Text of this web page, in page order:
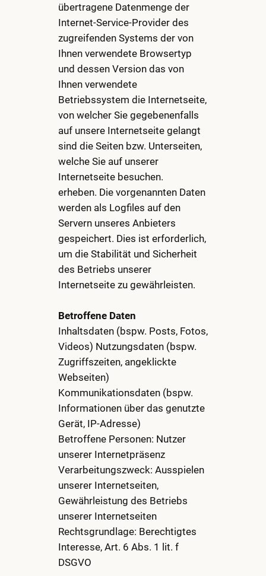
übertragene Datenmenge der
Internet-Service-Provider des
zugreifenden Systems der von
Ihnen verwendete Browsertyp
und dessen Version das von
Ihnen verwendete
Betriebssystem die Internetseite,
von welcher Sie gegebenenfalls
auf unsere Internetseite gelangt
sind die Seiten bzw. Unterseiten,
welche Sie auf unserer
Internetseite besuchen.
erheben. Die vorgenannten Daten
werden als Logfiles auf den
Servern unseres Anbieters
gespeichert. Dies ist erforderlich,
um die Stabilität und Sicherheit
des Betriebs unserer
Internetseite zu gewährleisten.
Betroffene Daten
Inhaltsdaten (bspw. Posts, Fotos,
Videos) Nutzungsdaten (bspw.
Zugriffszeiten, angeklickte
Webseiten)
Kommunikationsdaten (bspw.
Informationen über das genutzte
Gerät, IP-Adresse)
Betroffene Personen: Nutzer
unserer Internetpräsenz
Verarbeitungszweck: Ausspielen
unserer Internetseiten,
Gewährleistung des Betriebs
unserer Internetseiten
Rechtsgrundlage: Berechtigtes
Interesse, Art. 6 Abs. 1 lit. f
DSGVO